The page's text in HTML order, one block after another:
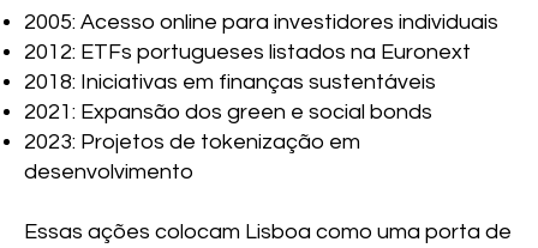
2005: Acesso online para investidores individuais
2012: ETFs portugueses listados na Euronext
2018: Iniciativas em finanças sustentáveis
2021: Expansão dos green e social bonds
2023: Projetos de tokenização em
desenvolvimento
Essas ações colocam Lisboa como uma porta de